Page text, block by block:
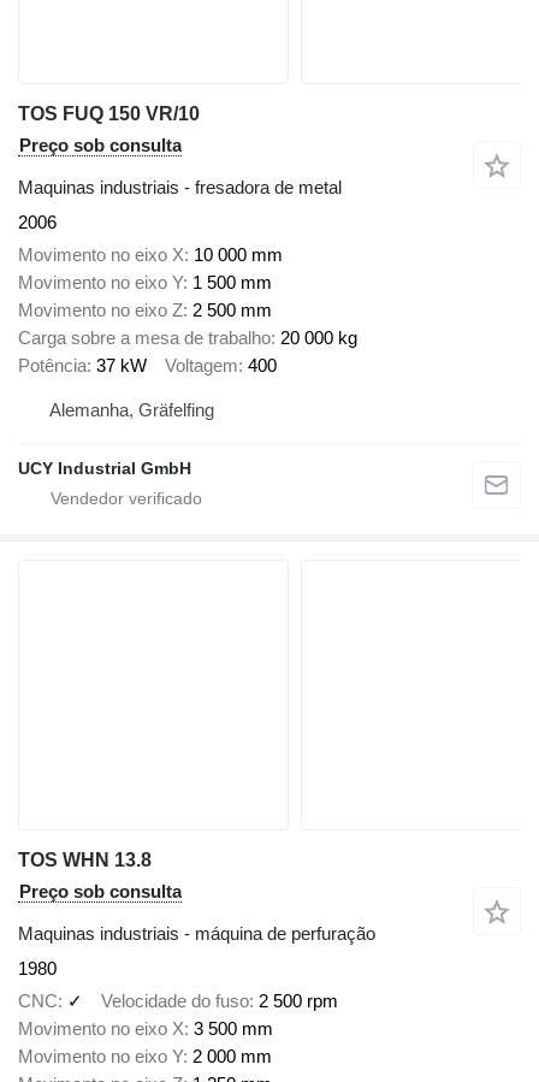
TOS FUQ 150 VR/10
Preço sob consulta
Maquinas industriais - fresadora de metal
2006
Movimento no eixo X 10 000 mm
Movimento no eixo Y 1 500 mm
Movimento no eixo Z 2 500 mm
Carga sobre a mesa de trabalho 20 000 kg
Potência 37 kW Voltagem 400
Alemanha, Gräfelfing
UCY Industrial GmbH
TOS WHN 13.8
Preço sob consulta
Maquinas industriais - máquina de perfuração
1980
CNC
✓ Velocidade do fuso 2 500 rpm
Movimento no eixo X 3 500 mm
Movimento no eixo Y 2 000 mm